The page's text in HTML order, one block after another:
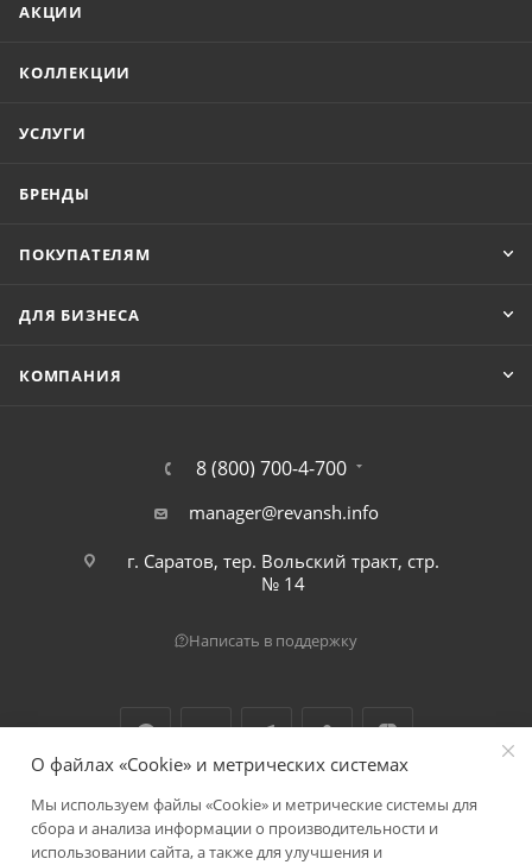
АКЦИИ
КОЛЛЕКЦИИ
УСЛУГИ
БРЕНДЫ
ПОКУПАТЕЛЯМ
ДЛЯ БИЗНЕСА
КОМПАНИЯ
8 (800) 700-4-700
manager@revansh.info
г. Саратов, тер. Вольский тракт, стр.
№ 14
Написать в поддержку
2026 © ООО "Реванш"
О файлах «Cookie» и метрических системах
Мы используем файлы «Cookie» и метрические системы для
сбора и анализа информации о производительности и
использовании сайта, а также для улучшения и